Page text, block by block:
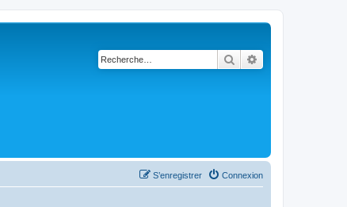
Rechercher
Connexion
S’enregistrer